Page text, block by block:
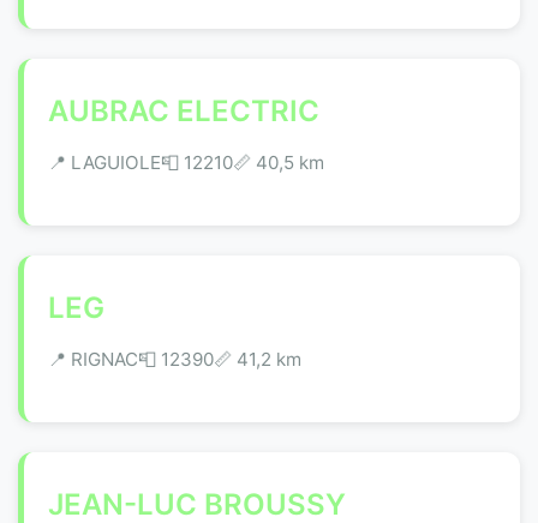
AUBRAC ELECTRIC
📍 LAGUIOLE📮 12210📏 40,5 km
LEG
📍 RIGNAC📮 12390📏 41,2 km
JEAN-LUC BROUSSY